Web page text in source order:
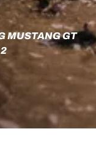
MUSTANG GT